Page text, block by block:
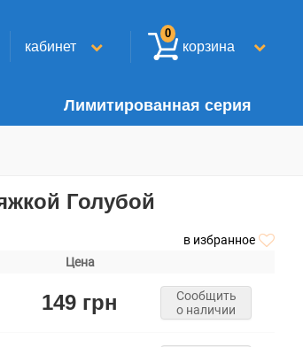
кабинет корзина
0
Лимитированная серия
Голубой
в избранное
Цена
149 грн
Сообщить
о наличии